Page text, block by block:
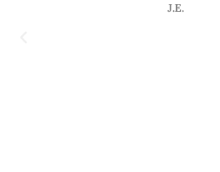
J.E.